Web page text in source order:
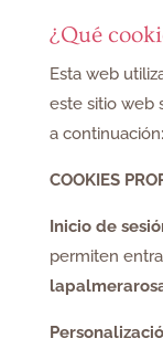
¿Qué
Esta web
este sitio web
a continuación:
COOKIES
Inicio de
permiten